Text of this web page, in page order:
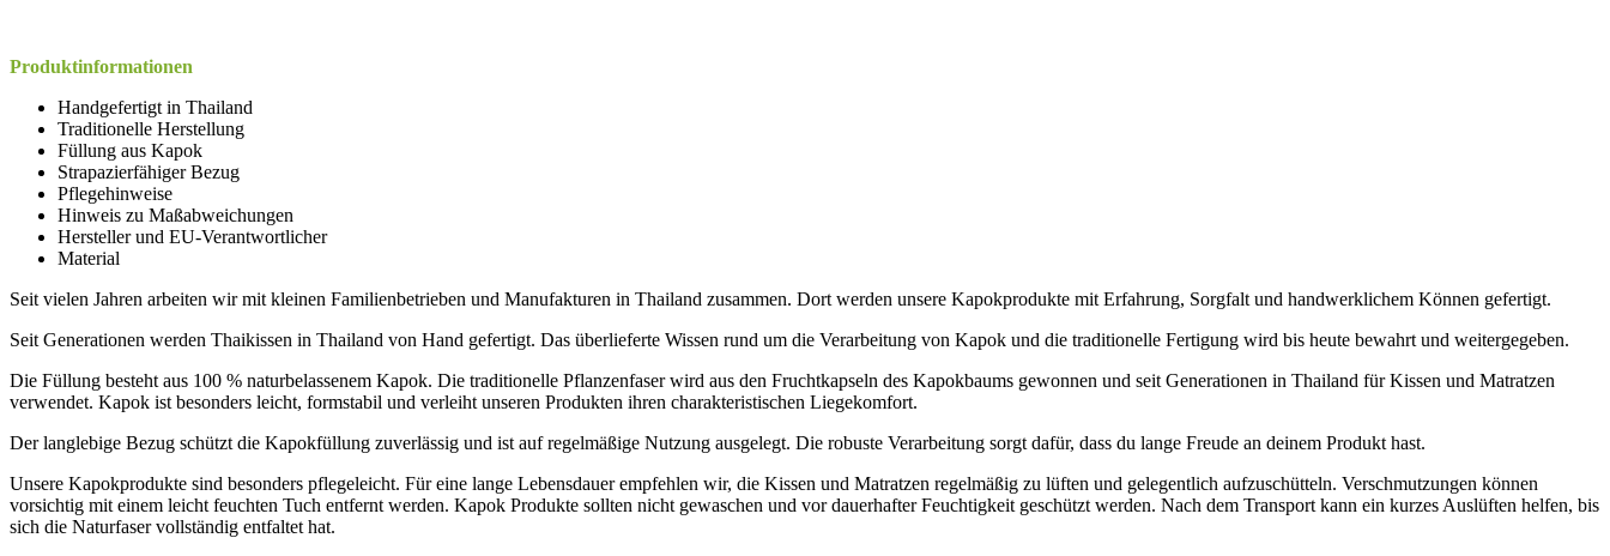
Produktinformationen
Handgefertigt in Thailand
Traditionelle Herstellung
Füllung aus Kapok
Strapazierfähiger Bezug
Pflegehinweise
Hinweis zu Maßabweichungen
Hersteller und EU-Verantwortlicher
Material
Seit vielen Jahren arbeiten wir mit kleinen Familienbetrieben und Manufakturen in Thailand zusammen. Dort werden unsere Kapokprodukte mit Erfahrung, Sorgfalt und handwerklichem Können gefertigt.
Seit Generationen werden Thaikissen in Thailand von Hand gefertigt. Das überlieferte Wissen rund um die Verarbeitung von Kapok und die traditionelle Fertigung wird bis heute bewahrt und weitergegeben.
Die Füllung besteht aus 100 % naturbelassenem Kapok. Die traditionelle Pflanzenfaser wird aus den Fruchtkapseln des Kapokbaums gewonnen und seit Generationen in Thailand für Kissen und Matratzen
verwendet. Kapok ist besonders leicht, formstabil und verleiht unseren Produkten ihren charakteristischen Liegekomfort.
Der langlebige Bezug schützt die Kapokfüllung zuverlässig und ist auf regelmäßige Nutzung ausgelegt. Die robuste Verarbeitung sorgt dafür, dass du lange Freude an deinem Produkt hast.
Unsere Kapokprodukte sind besonders pflegeleicht. Für eine lange Lebensdauer empfehlen wir, die Kissen und Matratzen regelmäßig zu lüften und gelegentlich aufzuschütteln. Verschmutzungen können
vorsichtig mit einem leicht feuchten Tuch entfernt werden. Kapok Produkte sollten nicht gewaschen und vor dauerhafter Feuchtigkeit geschützt werden. Nach dem Transport kann ein kurzes Auslüften helfen, bis
sich die Naturfaser vollständig entfaltet hat.